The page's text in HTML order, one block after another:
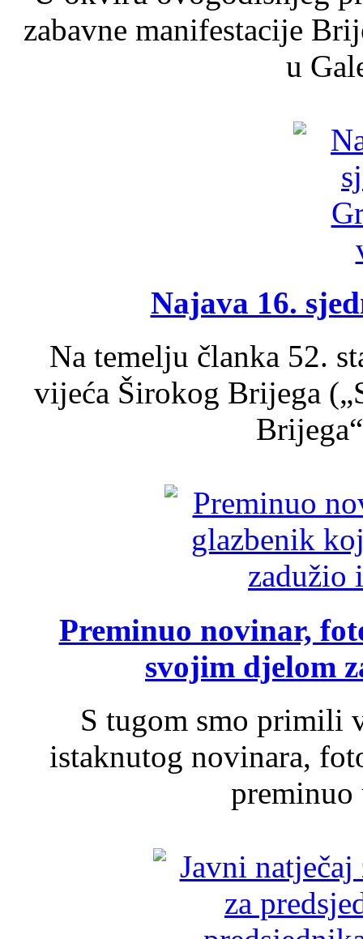
zabavne manifestacije
u
Najava 16.
Na temelju članka 52.
vijeća Širokog Brijega
Preminuo novinar,
svojim djelom
S tugom smo primili
istaknutog novinara,